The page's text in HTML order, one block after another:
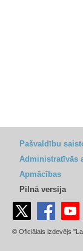
Pašvaldību
Administratīvās
Apmācības
Pilnā versija
© Oficiālais izdevējs